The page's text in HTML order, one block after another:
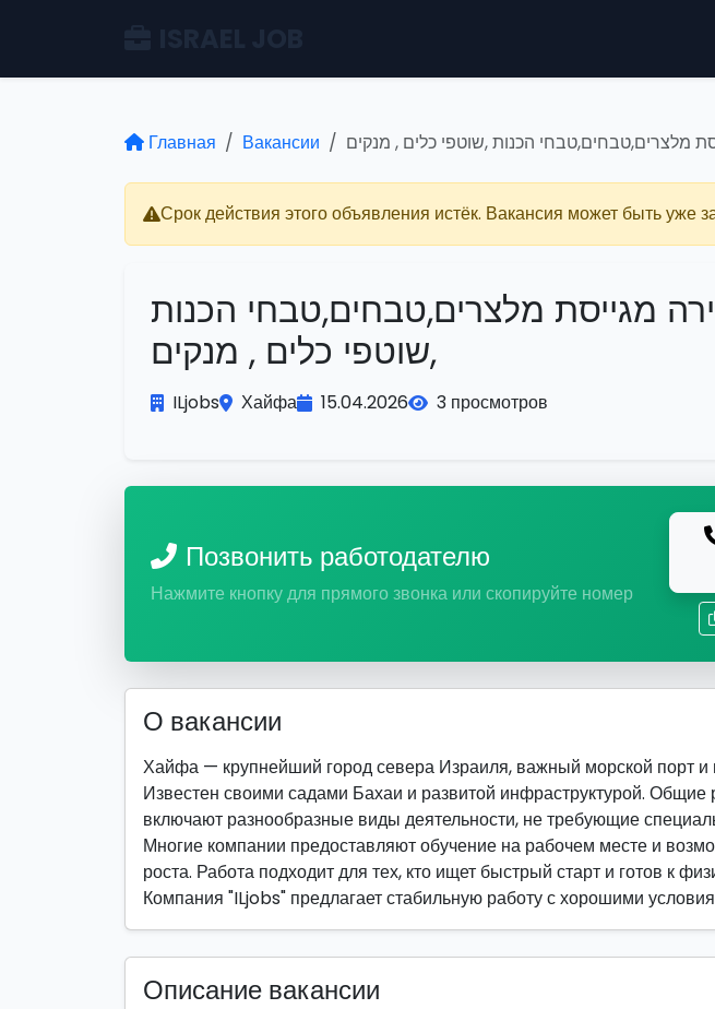
Главная Вакансии מלצרים,טבחים,טבחי הכנות ,שוטפי כלים , מנקים
Срок действия этого объявления истёк. Вакансия может быть уже
מגייסת מלצרים,טבחים,טבחי הכנות
,שוטפי כלים , מנקים
ILjobs Хайфа 15.04.2026 3 просмотров
Позвонить работодателю
Нажмите кнопку для прямого звонка или скопируйте номер
О вакансии
Хайфа — крупнейший город севера Израиля, важный морской порт
Известен своими садами Бахаи и развитой инфраструктурой.
включают разнообразные виды деятельности, не требующие
Многие компании предоставляют обучение на рабочем месте и
роста. Работа подходит для тех, кто ищет быстрый старт и готов к
Компания "ILjobs" предлагает стабильную работу с хорошими
Описание вакансии